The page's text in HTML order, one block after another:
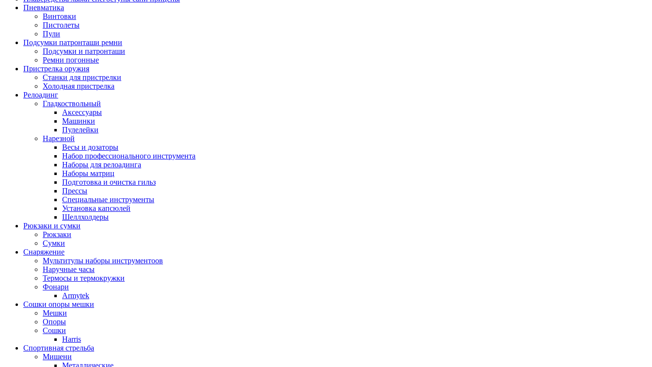
Пневматика
Винтовки
Пистолеты
Пули
Подсумки патронташи ремни
Подсумки и патронташи
Ремни погонные
Пристрелка оружия
Станки для пристрелки
Холодная пристрелка
Релоадинг
Гладкоствольный
Аксессуары
Машинки
Пулелейки
Нарезной
Весы и дозаторы
Набор профессионального инструмента
Наборы для релоадинга
Наборы матриц
Подготовка и очистка гильз
Прессы
Специальные инструменты
Установка капсюлей
Шеллхолдеры
Рюкзаки и сумки
Рюкзаки
Сумки
Снаряжение
Мультитулы наборы инструментоов
Наручные часы
Термосы и термокружки
Фонари
Armytek
Сошки опоры мешки
Мешки
Опоры
Сошки
Harris
Спортивная стрельба
Мишени
Металлические